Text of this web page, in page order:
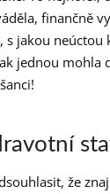
finančně
s jakou neúctou
jednou mohla
že